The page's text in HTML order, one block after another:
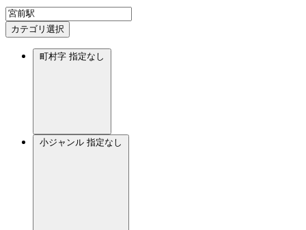
カテゴリ選択
町村字 指定なし
小ジャンル 指定なし